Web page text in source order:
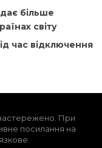
більше
світу
час відключення
При
посилання на